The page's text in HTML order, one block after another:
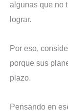
algunas que no
lograr.
Por eso,
porque sus
plazo.
Pensando en